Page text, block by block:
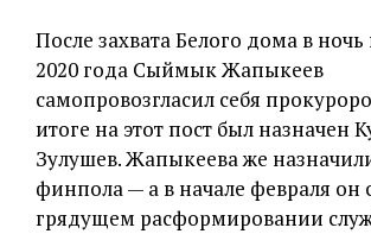
После захвата Белого дома в ночь
2020 года Сыймык Жапыкеев
самопровозгласил себя
итоге на этот пост был назначен
Зулушев. Жапыкеева же
финпола — а в начале февраля он
грядущем расформировании